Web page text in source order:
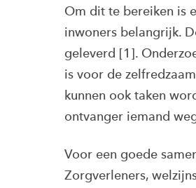
Om dit te bereiken is
inwoners belangrijk.
geleverd [1].
is voor de
kunnen ook taken
ontvanger iemand
Voor een goede
Zorgverleners,